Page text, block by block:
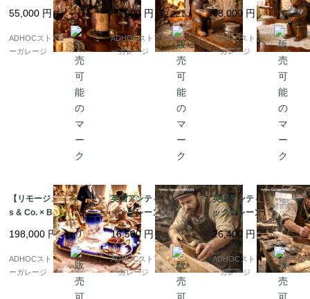
ンボトルコースター “P
ATRICE”刻印
55,000 円
ADHOCストア・イエロ
ーガレージ
ー＆灰皿付きオブジェ
68,000 円
ADHOCストア・イエロ
ーガレージ
ー＆灰皿付きオブジェ
68,000 円
ADHOCストア・イエロ
ーガレージ
【リモージュ Deliniere
s & Co. × Bernardau
d】コバルトブルー金彩
フルティーセット（ト
レイ付）19世紀末 アン
ティーク
198,000 円
ADHOCストア・イエロ
ーガレージ
英国アンティーク コフ
ィンプレーン（棺型か
んな）210mm WARR
ANTED CAST STEEL
刃付 木製大工道具 19
世紀ヴィンテージ
16,500 円
ADHOCストア・イエロ
ーガレージ
英国アンティーク ジャ
ックプレーン 430mm
木製ボディ グリップ付
WARRANTED CAST S
TEEL刃 19世紀ヴィン
テージ木工工具
26,400 円
ADHOCストア・イエロ
ーガレージ